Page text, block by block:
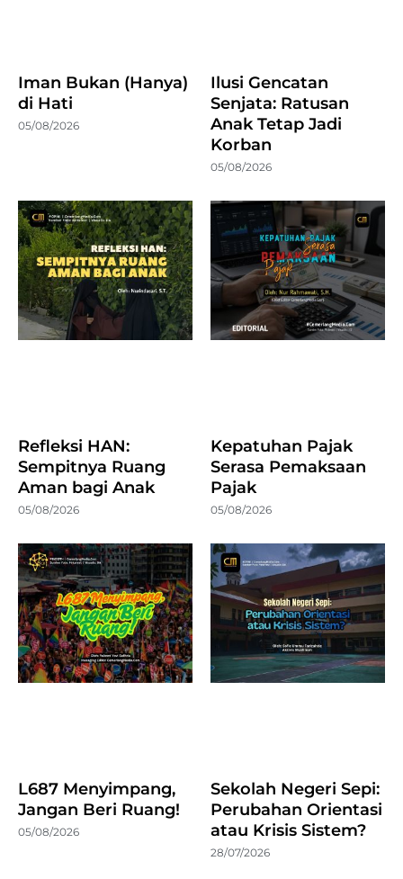
Iman Bukan (Hanya)
di Hati
05/08/2026
Ilusi Gencatan
Senjata: Ratusan
Anak Tetap Jadi
Korban
05/08/2026
Refleksi HAN:
Sempitnya Ruang
Aman bagi Anak
05/08/2026
Kepatuhan Pajak
Serasa Pemaksaan
Pajak
05/08/2026
L687 Menyimpang,
Jangan Beri Ruang!
05/08/2026
Sekolah Negeri Sepi:
Perubahan Orientasi
atau Krisis Sistem?
28/07/2026